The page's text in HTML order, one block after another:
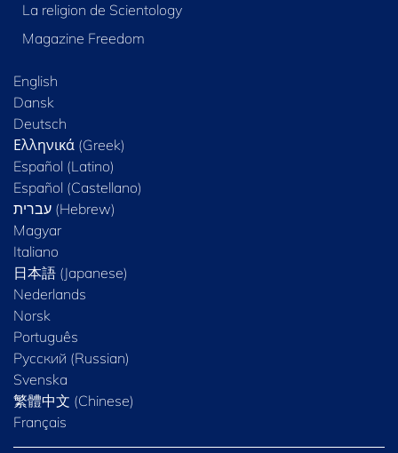
La religion de Scientology
Magazine Freedom
English
Dansk
Deutsch
Ελληνικά (Greek)
Español (Latino)
Español (Castellano)
Magyar
Italiano
日本語 (Japanese)
Nederlands
Norsk
Português
Русский (Russian)
Svenska
繁體中文 (Chinese)
Français